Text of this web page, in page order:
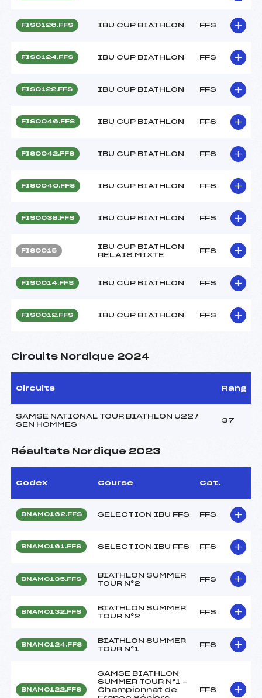
FIS0126.FFS IBU CUP BIATHLON FFS
FIS0124.FFS IBU CUP BIATHLON FFS
FIS0122.FFS IBU CUP BIATHLON FFS
FIS0046.FFS IBU CUP BIATHLON FFS
FIS0042.FFS IBU CUP BIATHLON FFS
FIS0040.FFS IBU CUP BIATHLON FFS
FIS0038.FFS IBU CUP BIATHLON FFS
FIS0015
IBU CUP BIATHLON
RELAIS MIXTE
FFS
FIS0014.FFS IBU CUP BIATHLON FFS
FIS0012.FFS IBU CUP BIATHLON FFS
Circuits Nordique 2024
Circuits Rang
SAMSE NATIONAL TOUR BIATHLON U22 /
SEN HOMMES
37
Résultats Nordique 2023
Codex Course Cat.
BNAM0162.FFS SELECTION IBU FFS FFS
BNAM0161.FFS SELECTION IBU FFS FFS
BNAM0135.FFS
BIATHLON SUMMER
TOUR N°2
FFS
BNAM0132.FFS
BIATHLON SUMMER
TOUR N°2
FFS
BNAM0124.FFS
BIATHLON SUMMER
TOUR N°1
FFS
BNAM0122.FFS
SAMSE BIATHLON
SUMMER TOUR N°1 –
Championnat de
FFS